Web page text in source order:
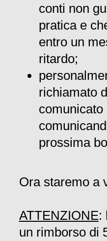
conti non
pratica e
entro un
ritardo;
richiamato
prossima
Ora staremo a
ATTENZIONE:
un rimborso di